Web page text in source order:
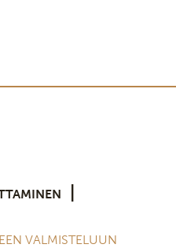
VALMISTELUUN